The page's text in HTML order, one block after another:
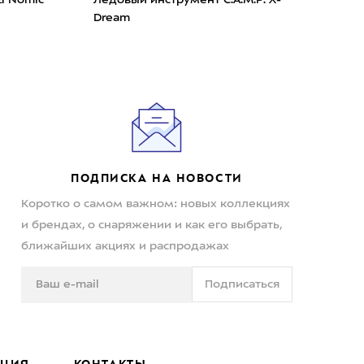
Dream
ПОДПИСКА НА НОВОСТИ
Коротко о самом важном: новых коллекциях
и брендах, о снаряжении и как его выбрать,
ближайших акциях и распродажах
Подписаться